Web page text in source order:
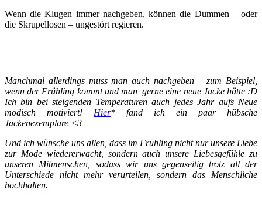
Wenn die Klugen immer nachgeben, können die Dummen – oder
die Skrupellosen – ungestört regieren.
Manchmal allerdings muss man auch nachgeben – zum Beispiel,
wenn der Frühling kommt und man gerne eine neue Jacke hätte :D
Ich bin bei steigenden Temperaturen auch jedes Jahr aufs Neue
modisch motiviert! Hier* fand ich ein paar hübsche
Jackenexemplare <3
Und ich wünsche uns allen, dass im Frühling nicht nur unsere Liebe
zur Mode wiedererwacht, sondern auch unsere Liebesgefühle zu
unseren Mitmenschen, sodass wir uns gegenseitig trotz all der
Unterschiede nicht mehr verurteilen, sondern das Menschliche
hochhalten.